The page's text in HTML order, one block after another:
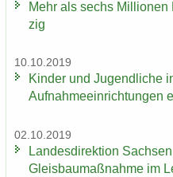
Mehr als sechs
zig
10.10.2019
Kin­der und Ju­gend­li­che
Aufnahmeeinrichtungen
02.10.2019
Lan­des­di­rek­ti­on
Gleis­bau­maß­nah­me im